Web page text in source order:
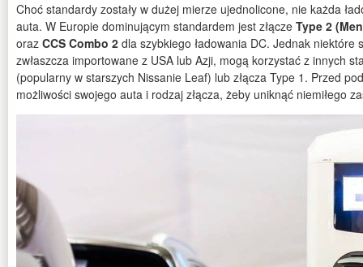
Choć standardy zostały w dużej mierze ujednolicone, nie każda
auta. W Europie dominującym standardem jest złącze Type 2
oraz CCS Combo 2 dla szybkiego ładowania DC. Jednak niektóre
zwłaszcza importowane z USA lub Azji, mogą korzystać z innych
(popularny w starszych Nissanie Leaf) lub złącza Type 1. Przed
możliwości swojego auta i rodzaj złącza, żeby uniknąć niemiłego